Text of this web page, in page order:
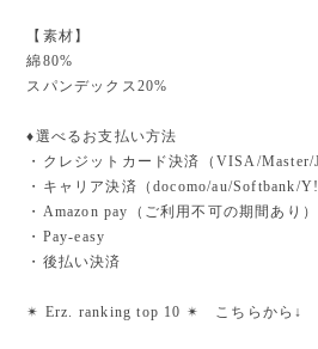
【素材】
綿80%
スパンデックス20%
♦︎選べるお支払い方法
・クレジットカード決済（VISA/Master/
・キャリア決済（docomo/au/Softbank/
・Amazon pay（ご利用不可の期間あり）
・Pay-easy
・後払い決済
✴︎ Erz. ranking top 10 ✴︎ こちらから↓